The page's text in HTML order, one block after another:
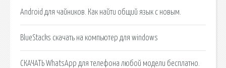
Android для чайников. Как найти общий язык с новым.
BlueStacks скачать на компьютер для windows
СКАЧАТЬ WhatsApp для телефона любой модели бесплатно.